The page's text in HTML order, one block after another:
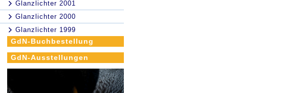
Glanzlichter 2001
Glanzlichter 2000
Glanzlichter 1999
GdN-Buchbestellung
GdN-Ausstellungen